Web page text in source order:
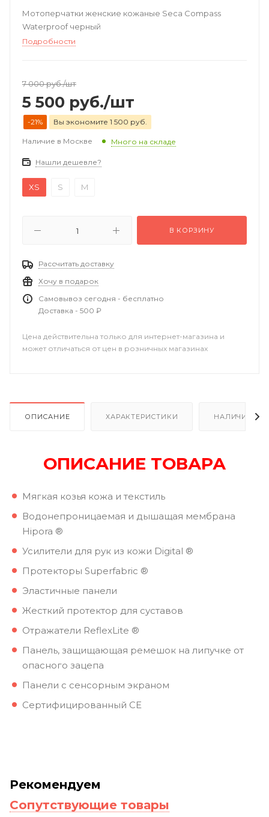
Мотоперчатки женские кожаные Seca Compass
Waterproof черный
Подробности
7 000руб./шт
5 500 руб./шт
-21% Вы экономите 1 500 руб.
Наличие в Москве Много на складе
Нашли дешевле?
XS S M
В КОРЗИНУ
Рассчитать доставку
Хочу в подарок
Самовывоз сегодня - бесплатно
Доставка - 500 ₽
Цена действительна только для интернет-магазина и
может отличаться от цен в розничных магазинах
ОПИСАНИЕ ХАРАКТЕРИСТИКИ НАЛИЧИЕ
ОПИСАНИЕ ТОВАРА
Мягкая козья кожа и текстиль
Водонепроницаемая и дышащая мембрана
Hipora ®
Усилители для рук из кожи Digital ®
Протекторы Superfabric ®
Эластичные панели
Жесткий протектор для суставов
Отражатели ReflexLite ®
Панель, защищающая ремешок на липучке от
опасного зацепа
Панели с сенсорным экраном
Сертифицированный CE
Рекомендуем
Сопутствующие товары